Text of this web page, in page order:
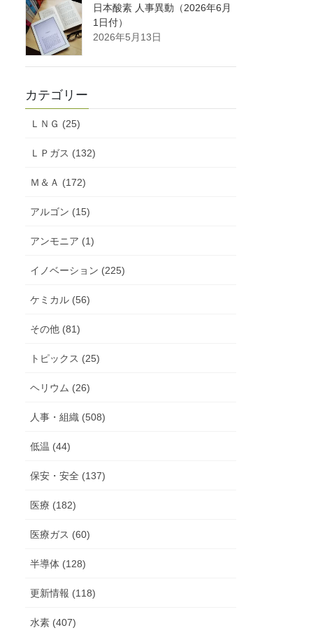
日本酸素 人事異動（2026年6月
1日付）
2026年5月13日
カテゴリー
ＬＮＧ (25)
ＬＰガス (132)
Ｍ＆Ａ (172)
アルゴン (15)
アンモニア (1)
イノベーション (225)
ケミカル (56)
その他 (81)
トピックス (25)
ヘリウム (26)
人事・組織 (508)
低温 (44)
保安・安全 (137)
医療 (182)
医療ガス (60)
半導体 (128)
更新情報 (118)
水素 (407)